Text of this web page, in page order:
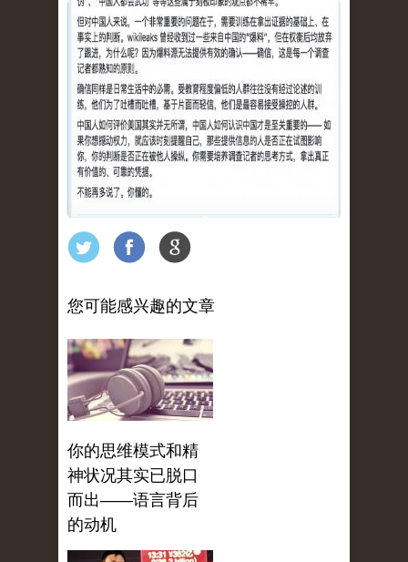
您可能感兴趣的文章
你的思维模式和精
神状况其实已脱口
而出——语言背后
的动机